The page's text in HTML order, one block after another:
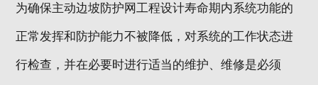
技术支持
工程案例
为确保主动边坡防护网工程设计寿命期内系统功能的
正常发挥和防护能力不被降低，对系统的工作状态进
行检查，并在必要时进行适当的维护、维修是必须